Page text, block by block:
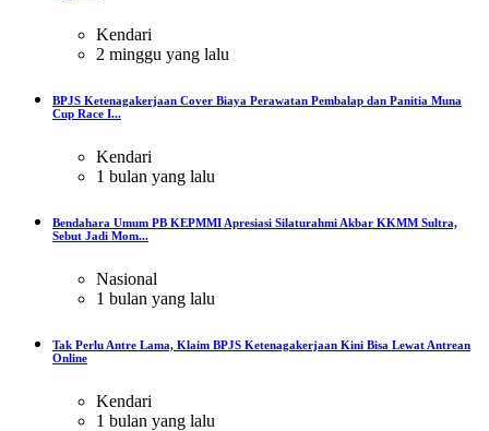
Kendari
2 minggu yang lalu
BPJS Ketenagakerjaan Cover Biaya Perawatan Pembalap dan Panitia Muna
Cup Race I...
Kendari
1 bulan yang lalu
Bendahara Umum PB KEPMMI Apresiasi Silaturahmi Akbar KKMM Sultra,
Sebut Jadi Mom...
Nasional
1 bulan yang lalu
Tak Perlu Antre Lama, Klaim BPJS Ketenagakerjaan Kini Bisa Lewat Antrean
Online
Kendari
1 bulan yang lalu